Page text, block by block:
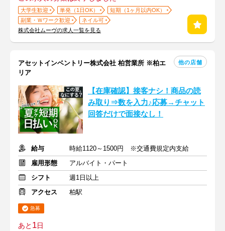
大学生歓迎 単発（1日OK）
短期（1ヶ月以内OK）
副業・Ｗワーク歓迎
ネイル可
株式会社ムーヴの求人一覧を見る
アセットインベントリー株式会社 柏営業所 ※柏エ
リア
他の店舗
【在庫確認】接客ナシ！商品の読
み取り⇒数を入力♪応募→チャット
回答だけで面接なし！
給与
時給1120～1500円 ※交通費規定内支給
雇用形態
アルバイト・パート
シフト
週1日以上
アクセス
柏駅
急募
あと 1日